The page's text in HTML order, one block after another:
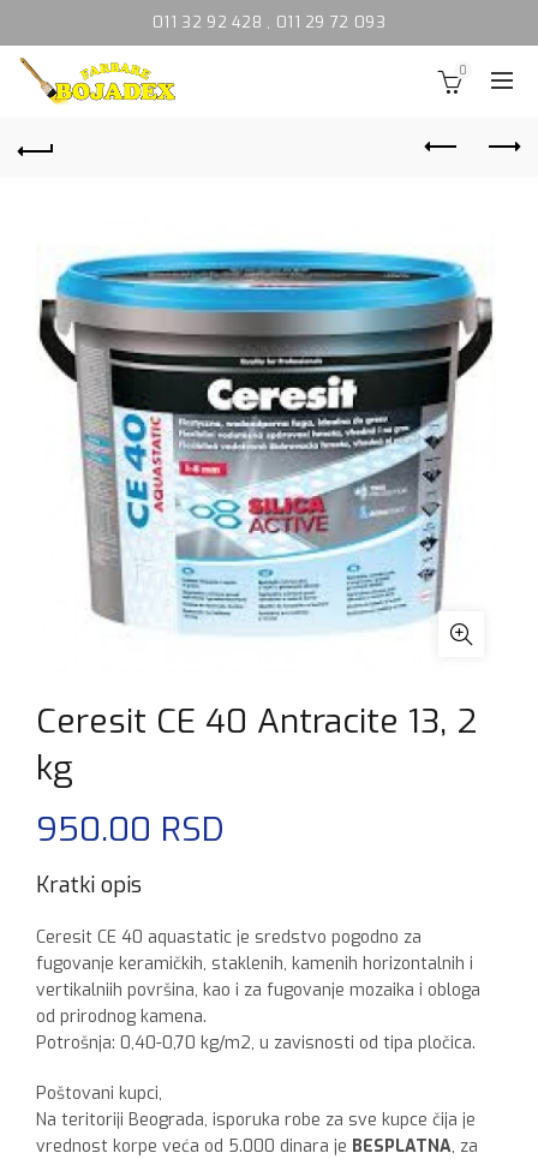
011 32 92 428 , 011 29 72 093
0
Ceresit CE 40 Antracite 13, 2
kg
950.00 RSD
Kratki opis
Ceresit CE 40 aquastatic je sredstvo pogodno za
fugovanje keramičkih, staklenih, kamenih horizontalnih i
vertikalniih površina, kao i za fugovanje mozaika i obloga
od prirodnog kamena.
Potrošnja: 0,40-0,70 kg/m2, u zavisnosti od tipa pločica.
Poštovani kupci,
Na teritoriji Beograda, isporuka robe za sve kupce čija je
vrednost korpe veća od 5.000 dinara je BESPLATNA, za